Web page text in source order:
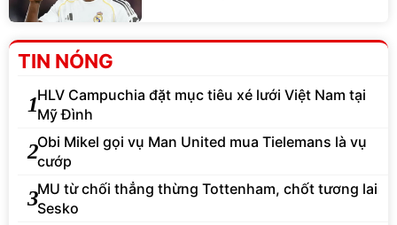
TIN NÓNG
1HLV Campuchia đặt mục tiêu xé lưới Việt Nam tại
Mỹ Đình
2Obi Mikel gọi vụ Man United mua Tielemans là vụ
cướp
3MU từ chối thẳng thừng Tottenham, chốt tương lai
Sesko